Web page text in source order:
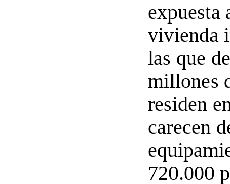
expuesta
vivienda
las que
millones
residen
carecen
720.000